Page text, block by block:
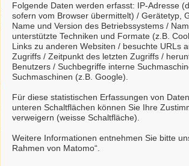
Folgende Daten werden erfasst: IP-Adresse
sofern vom Browser übermittelt) / Gerätetyp,
Name und Version des Betriebssystems /
unterstützte Techniken und Formate (z.B.
Links zu anderen Websiten / besuchte URLs
Zugriffs / Zeitpunkt des letzten Zugriffs /
Benutzers / Suchbegriffe interne
Suchmaschinen (z.B. Google).
Für diese statistischen Erfassungen von
unteren Schaltflächen können Sie Ihre
verweigern (weisse Schaltfläche).
Weitere Informationen entnehmen Sie bitte
Rahmen von Matomo“.
haben Sie dieDatenschutzbestimmungen
Serviceportal Stadt Celle ein.